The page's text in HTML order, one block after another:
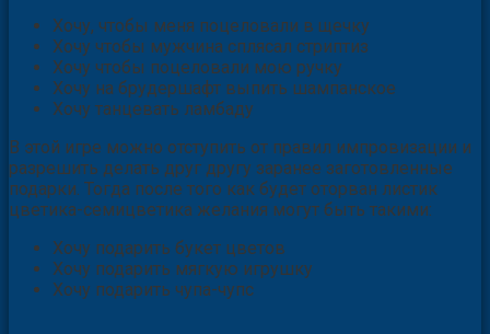
Хочу, чтобы меня поцеловали в щечку
Хочу чтобы мужчина сплясал стриптиз
Хочу чтобы поцеловали мою ручку
Хочу на брудершафт выпить шампанское
Хочу танцевать ламбаду
В этой игре можно отступить от правил импровизации и
разрешить делать друг другу заранее заготовленные
подарки. Тогда после того как будет оторван листик
цветика-семицветика желания могут быть такими:
Хочу подарить букет цветов
Хочу подарить мягкую игрушку
Хочу подарить чупа-чупс